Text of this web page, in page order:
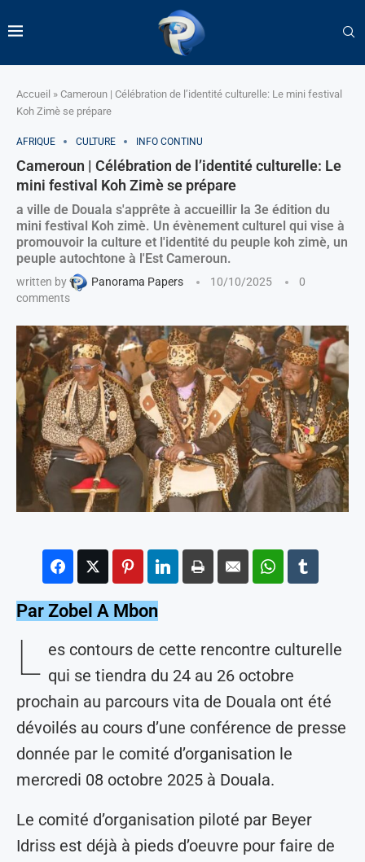
Accueil » Cameroun | Célébration de l’identité culturelle: Le mini festival
Koh Zimè se prépare
AFRIQUE CULTURE INFO CONTINU
Cameroun | Célébration de l’identité culturelle: Le
mini festival Koh Zimè se prépare
a ville de Douala s'apprête à accueillir la 3e édition du
mini festival Koh zimè. Un évènement culturel qui vise à
promouvoir la culture et l'identité du peuple koh zimè, un
peuple autochtone à l'Est Cameroun.
written by Panorama Papers 10/10/2025
0
comments
Par Zobel A Mbon
L es contours de cette rencontre culturelle
qui se tiendra du 24 au 26 octobre
prochain au parcours vita de Douala ont été
dévoilés au cours d’une conférence de presse
donnée par le comité d’organisation le
mercredi 08 octobre 2025 à Douala.
Le comité d’organisation piloté par Beyer
Idriss est déjà à pieds d’oeuvre pour faire de